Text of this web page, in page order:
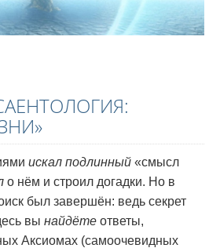
искал подлинный «смысл
о нём и строил догадки. Но в
был завершён: ведь секрет
вы найдёте ответы,
Аксиомах (самоочевидных